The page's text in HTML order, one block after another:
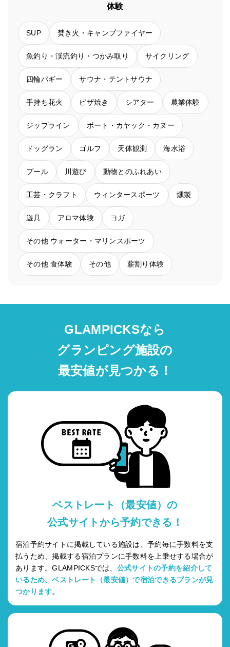
体験
SUP 焚き火・キャンプファイヤー
魚釣り・渓流釣り・つかみ取り サイクリング
四輪バギー サウナ・テントサウナ
手持ち花火 ピザ焼き シアター 農業体験
ジップライン ボート・カヤック・カヌー
ドッグラン ゴルフ 天体観測 海水浴
プール 川遊び 動物とのふれあい
工芸・クラフト ウィンタースポーツ 燻製
遊具 アロマ体験 ヨガ
その他 ウォーター・マリンスポーツ
その他 食体験 その他 薪割り体験
GLAMPICKSなら
グランピング施設の
最安値が見つかる！
ベストレート（最安値）の
公式サイトから予約できる！
宿泊予約サイトに掲載している施設は、予約毎に手数料を支
払うため、掲載する宿泊プランに手数料を上乗せする場合が
あります。GLAMPICKSでは、 公式サイトの予約を紹介して
いるため、ベストレート（最安値）で宿泊できるプランが見
つかります。